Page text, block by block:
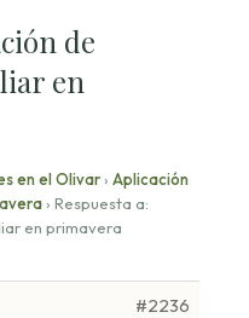
de
en
en el Olivar › Aplicación
› Respuesta a:
en primavera
#2236